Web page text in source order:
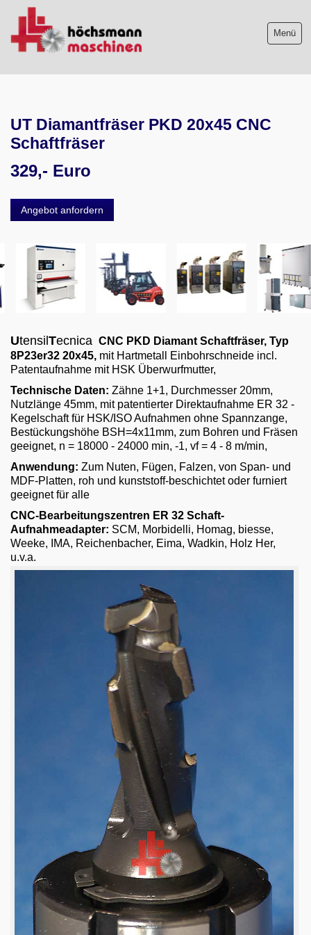
Menü
Maschinenankauf
Service
Wir über uns
06103-9744-0
English
UT Diamantfräser PKD 20x45 CNC
Schaftfräser
329,- Euro
Angebot anfordern
Utensil Tecnica CNC PKD Diamant Schaftfräser, Typ
8P23er32 20x45, mit Hartmetall Einbohrschneide incl.
Patentaufnahme mit HSK Überwurfmutter,
Technische Daten: Zähne 1+1, Durchmesser 20mm,
Nutzlänge 45mm, mit patentierter Direktaufnahme ER 32 -
Kegelschaft für HSK/ISO Aufnahmen ohne Spannzange,
Bestückungshöhe BSH=4x11mm, zum Bohren und Fräsen
geeignet, n = 18000 - 24000 min, -1, vf = 4 - 8 m/min,
Anwendung: Zum Nuten, Fügen, Falzen, von Span- und
MDF-Platten, roh und kunststoff-beschichtet oder furniert
geeignet für alle
CNC-Bearbeitungszentren ER 32 Schaft-
Aufnahmeadapter: SCM, Morbidelli, Homag, biesse,
Weeke, IMA, Reichenbacher, Eima, Wadkin, Holz Her,
u.v.a.